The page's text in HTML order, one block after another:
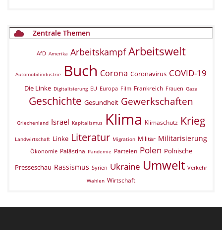
Zentrale Themen
AfD Amerika Arbeitskampf Arbeitswelt
Automobilindustrie Buch Corona Coronavirus COVID-19
Die Linke Digitalisierung EU Europa Film Frankreich Frauen Gaza
Geschichte Gesundheit Gewerkschaften
Griechenland Israel Kapitalismus Klima Klimaschutz Krieg
Landwirtschaft Linke Literatur Migration Militär Militarisierung
Ökonomie Palästina Pandemie Parteien Polen Polnische
Presseschau Rassismus Syrien Ukraine Umwelt Verkehr
Wahlen Wirtschaft